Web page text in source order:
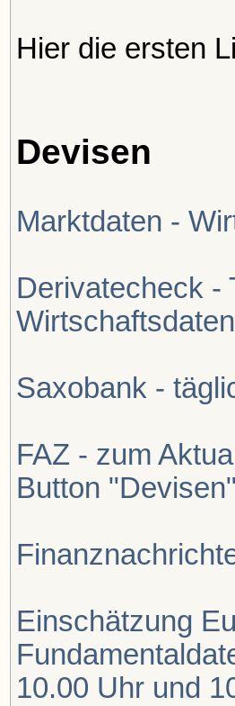
Hier die ersten
Devisen
Marktdaten -
Derivatecheck -
Saxobank -
FAZ - zum
Button
Einschätzung
10.00 Uhr und